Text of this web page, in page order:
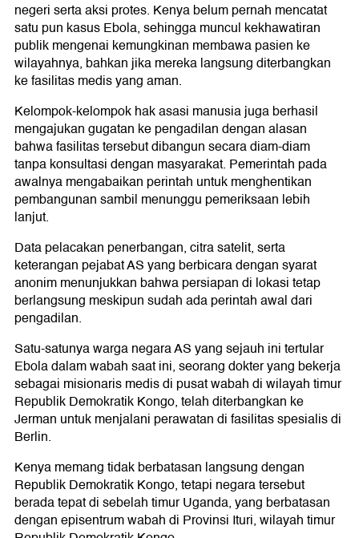
negeri serta aksi protes. Kenya belum pernah mencatat
satu pun kasus Ebola, sehingga muncul kekhawatiran
publik mengenai kemungkinan membawa pasien ke
wilayahnya, bahkan jika mereka langsung diterbangkan
ke fasilitas medis yang aman.
Kelompok-kelompok hak asasi manusia juga berhasil
mengajukan gugatan ke pengadilan dengan alasan
bahwa fasilitas tersebut dibangun secara diam-diam
tanpa konsultasi dengan masyarakat. Pemerintah pada
awalnya mengabaikan perintah untuk menghentikan
pembangunan sambil menunggu pemeriksaan lebih
lanjut.
Data pelacakan penerbangan, citra satelit, serta
keterangan pejabat AS yang berbicara dengan syarat
anonim menunjukkan bahwa persiapan di lokasi tetap
berlangsung meskipun sudah ada perintah awal dari
pengadilan.
Satu-satunya warga negara AS yang sejauh ini tertular
Ebola dalam wabah saat ini, seorang dokter yang bekerja
sebagai misionaris medis di pusat wabah di wilayah timur
Republik Demokratik Kongo, telah diterbangkan ke
Jerman untuk menjalani perawatan di fasilitas spesialis di
Berlin.
Kenya memang tidak berbatasan langsung dengan
Republik Demokratik Kongo, tetapi negara tersebut
berada tepat di sebelah timur Uganda, yang berbatasan
dengan episentrum wabah di Provinsi Ituri, wilayah timur